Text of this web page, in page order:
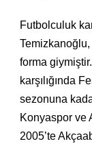
Futbolculuk
Temizkanoğlu,
forma
karşılığında
sezonuna
Konyaspor ve
2005’te